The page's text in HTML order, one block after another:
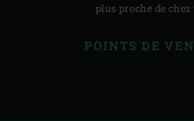
plus proche de chez
POINTS DE